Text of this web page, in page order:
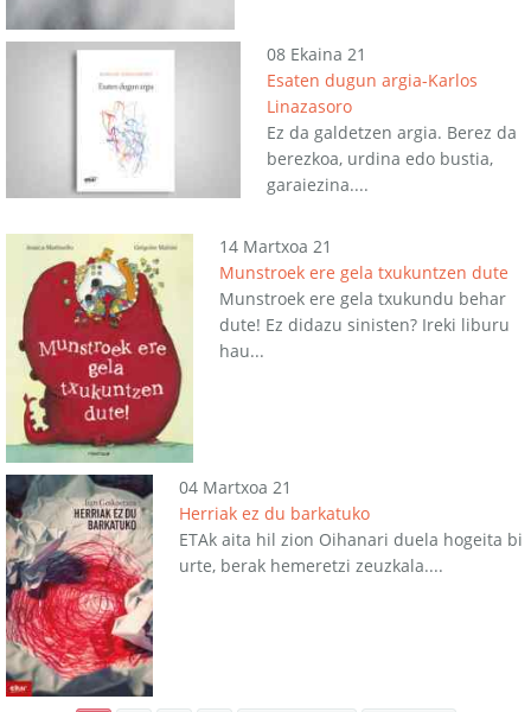
08 Ekaina 21
Esaten dugun argia-Karlos
Linazasoro
Ez da galdetzen argia. Berez da
berezkoa, urdina edo bustia,
garaiezina....
14 Martxoa 21
Munstroek ere gela txukuntzen dute
Munstroek ere gela txukundu behar
dute! Ez didazu sinisten? Ireki liburu
hau...
04 Martxoa 21
Herriak ez du barkatuko
ETAk aita hil zion Oihanari duela hogeita bi
urte, berak hemeretzi zeuzkala....